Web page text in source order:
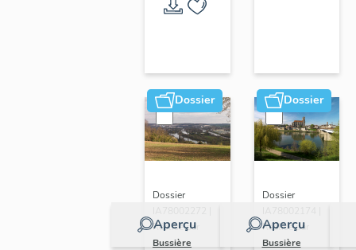
Dossier
Aperçu
Dossier
Réalisé par
Bussière
Dossier
Aperçu
Dossier
Réalisé par
Bussière